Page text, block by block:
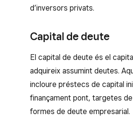
d’inversors privats.
Capital de deute
El capital de deute és el
adquireix assumint deutes.
incloure préstecs de capital
finançament pont, targetes
formes de deute empresarial.